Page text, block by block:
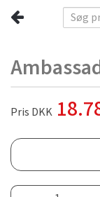
Pris DKK